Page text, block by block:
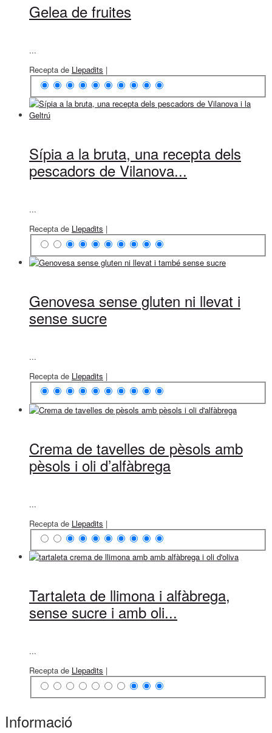
Gelea de fruites
...
Recepta de Llepadits |
Sípia a la bruta, una recepta dels
pescadors de Vilanova...
...
Recepta de Llepadits |
Genovesa sense gluten ni llevat i
sense sucre
...
Recepta de Llepadits |
Crema de tavelles de pèsols amb
pèsols i oli d’alfàbrega
...
Recepta de Llepadits |
Tartaleta de llimona i alfàbrega,
sense sucre i amb oli...
...
Recepta de Llepadits |
Informació